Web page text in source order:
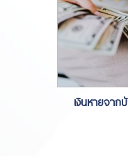
เงินหายจา